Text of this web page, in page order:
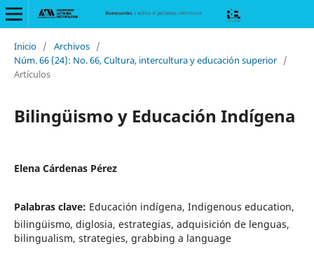
Inicio / Archivos /
Núm. 66 (24): No. 66, Cultura, intercultura y educación superior /
Artículos
Bilingüismo y Educación Indígena
Elena Cárdenas Pérez
Palabras clave: Educación indígena, Indigenous education,
bilingüismo, diglosia, estrategias, adquisición de lenguas,
bilingualism, strategies, grabbing a language